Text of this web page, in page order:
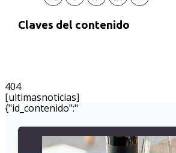
404
[ultimasnoticias]
Claves del contenido
{"id_contenido":"